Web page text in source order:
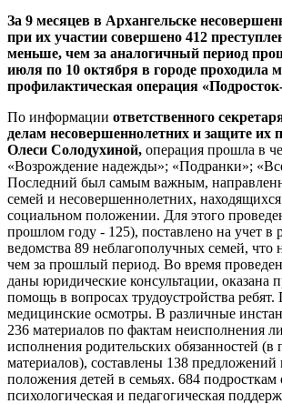
За 9 месяцев в Архангельске
при их участии совершено 412
меньше, чем за аналогичный период
июля по 10 октября в городе проходила
профилактическая операция
По информации ответственного
делам несовершеннолетних и защите их
Олеси Солодухиной, операция прошла в
«Возрождение надежды»; «Подранки»;
Последний был самым важным,
семей и несовершеннолетних,
социальном положении. Для этого
прошлом году - 125), поставлено на учет в
ведомства 89 неблагополучных семей, что
чем за прошлый период. Во время
даны юридические консультации, оказана
помощь в вопросах трудоустройства
медицинские осмотры. В различные
236 материалов по фактам неисполнения
исполнения родительских обязанностей
материалов), составлены 138
положения детей в семьях. 684 подросткам
психологическая и педагогическая